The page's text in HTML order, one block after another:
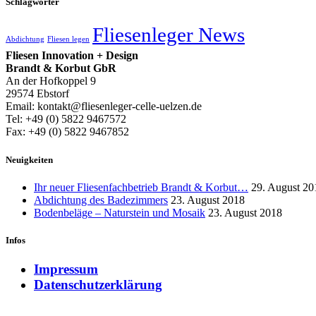
Abdichtung Fliesen legen Fliesenleger News
Fliesen Innovation + Design
Brandt & Korbut GbR
An der Hofkoppel 9
29574 Ebstorf
Email: kontakt@fliesenleger-celle-uelzen.de
Tel: +49 (0) 5822 9467572
Fax: +49 (0) 5822 9467852
Neuigkeiten
Ihr neuer Fliesenfachbetrieb Brandt & Korbut… 29. August
Abdichtung des Badezimmers 23. August 2018
Bodenbeläge – Naturstein und Mosaik 23. August 2018
Infos
Impressum
Datenschutzerklärung